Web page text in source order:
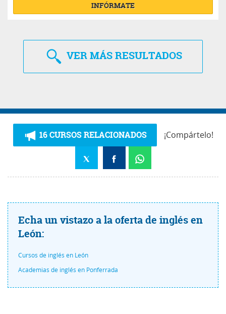
INFÓRMATE
VERMÁS RESULTADOS
16 CURSOS RELACIONADOS ¡Compártelo!
Echa un vistazo a la oferta de inglés en
León:
Cursos de inglés en León
Academias de inglés en Ponferrada